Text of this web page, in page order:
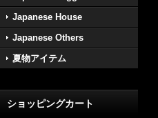
Japanese House
Japanese Others
夏物アイテム
ショッピングカート